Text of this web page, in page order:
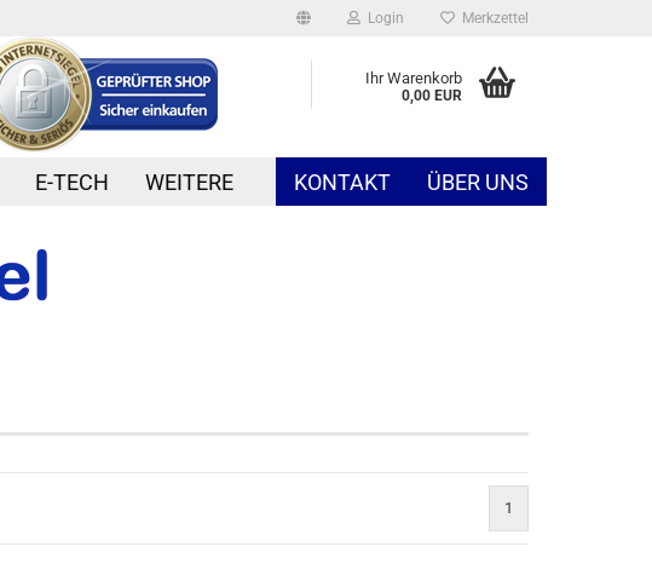
Login Merkzettel
Ihr Warenkorb
0,00 EUR
E-TECH KONTAKT ÜBER UNS
WEITERE
1